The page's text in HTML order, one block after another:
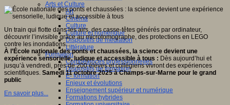
Arts et Culture
Art
Cinéma
Culture
Culture et numérique
Dispositifs de médiation
Littérature
Formation
Compétences professionnelles
Dispositifs de formation
E- formation
Enjeux et évolutions
Enseignement supérieur et numérique
Formations hybrides
Un train qui flotte dans les airs, des casse-têtes générés par ordinateur,
découvrir l’invisible grâce au microtomographe, des protections en LEGO
contre les inondations...
À l’École nationale des ponts et chaussées, la science devient une
expérience sensorielle, ludique et accessible à tous : Dès aujourd’hui et
jusqu’à vendredi, près de 200 élèves et collégiens vivront des expériences
scientifiques. Samedi 11 octobre 2025 à Champs-sur-Marne pour le grand
public
En savoir plus...